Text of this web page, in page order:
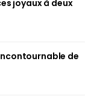
joyaux à deux
de